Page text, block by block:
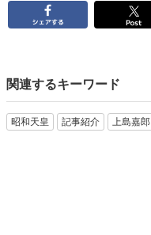
関連するキーワード
昭和天皇 記事紹介 上島嘉郎